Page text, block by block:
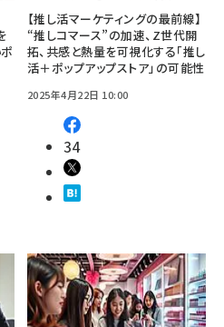
【推し活マーケティングの最前線】
“推しコマース”の加速、Z世代開
拓、共感と熱量を可視化する「推し
活＋ポップアップストア」の可能性
2025年4月22日 10:00
34